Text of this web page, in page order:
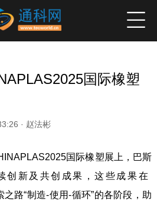
资讯 企业新品 高端访谈
国际橡塑
· 赵法彬
国际橡塑展上，巴斯
创新及共创成果，这些成果在
路“制造-使用-循环”的各阶段，助